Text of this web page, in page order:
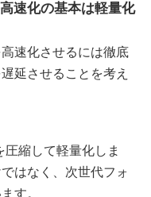
速化の基本は軽量化
速化させるには徹底
延させることを考え
縮して軽量化しま
はなく、次世代フォ
す。